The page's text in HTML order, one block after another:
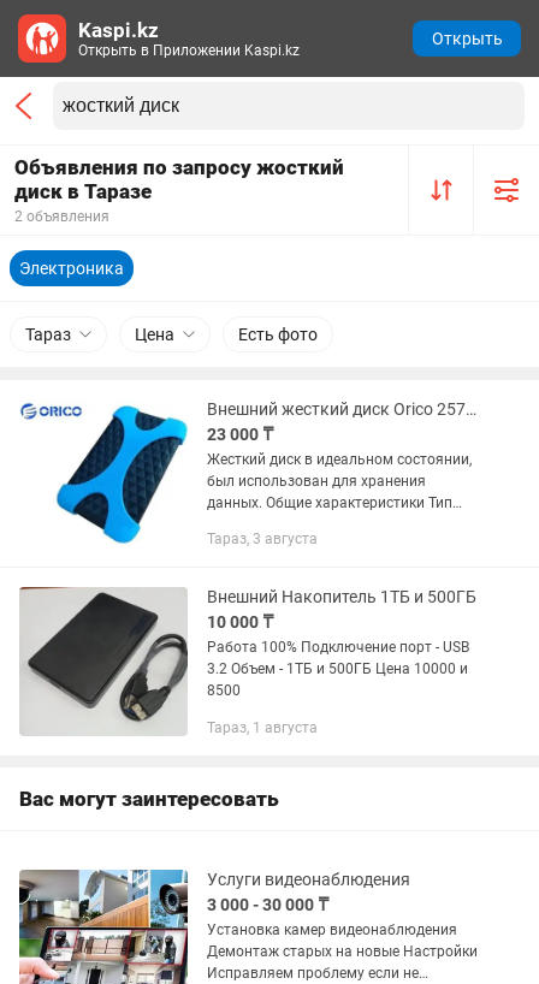
Объявления по запросу жосткий
диск в Таразе
2 объявления
Электроника
Тараз Цена Есть фото
Внешний жесткий диск Orico 2570 1 Tb
23 000 ₸
Жесткий диск в идеальном состоянии,
был использован для хранения
данных. Общие характеристики Тип
Емкость 1000.0 Гб Форм-фактор 2.5
Тараз, 3 августа
Внешний Накопитель 1ТБ и 500ГБ
10 000 ₸
Работа 100% Подключение порт - USB
3.2 Объем - 1ТБ и 500ГБ Цена 10000 и
8500
Тараз, 1 августа
Вас могут заинтересовать
Услуги видеонаблюдения
3 000 - 30 000 ₸
Установка камер видеонаблюдения
Демонтаж старых на новые Настройки
Исправляем проблему если не
Kaspi.kz
Открыть в Приложении Kaspi.kz
Открыть